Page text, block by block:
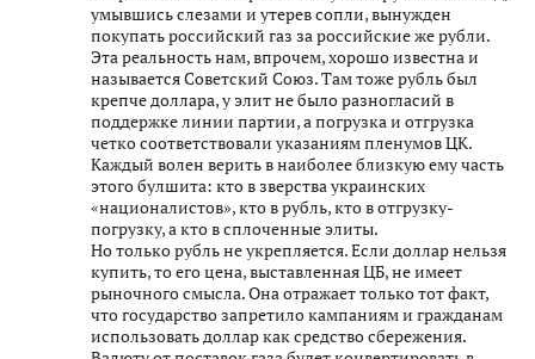
умывшись слезами и утерев сопли, вынужден
покупать российский газ за российские же рубли.
Эта реальность нам, впрочем, хорошо известна и
называется Советский Союз. Там тоже рубль был
крепче доллара, у элит не было разногласий в
поддержке линии партии, а погрузка и отгрузка
четко соответствовали указаниям пленумов ЦК.
Каждый волен верить в наиболее близкую ему часть
этого булшита: кто в зверства украинских
«националистов», кто в рубль, кто в отгрузку-
погрузку, а кто в сплоченные элиты.
Но только рубль не укрепляется. Если доллар нельзя
купить, то его цена, выставленная ЦБ, не имеет
рыночного смысла. Она отражает только тот факт,
что государство запретило кампаниям и гражданам
использовать доллар как средство сбережения.